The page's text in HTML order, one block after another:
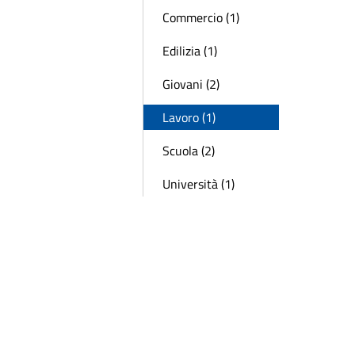
Commercio (1)
Edilizia (1)
Giovani (2)
Lavoro (1)
Scuola (2)
Università (1)